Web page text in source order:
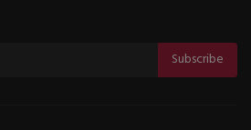
Subscribe